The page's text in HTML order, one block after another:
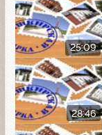
25:09
28:46